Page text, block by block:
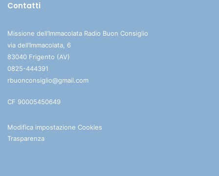
Contatti
Missione dell’Immacolata Radio Buon Consiglio
via dell’Immacolata, 6
83040 Frigento (AV)
0825-444391
rbuonconsiglio@gmail.com
CF 90005450649
Modifica impostazione Cookies
Trasparenza